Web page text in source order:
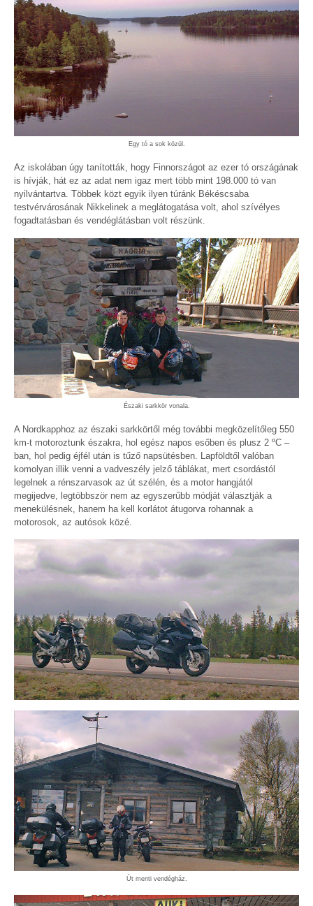
Egy tó a sok közül.
Az iskolában úgy tanították, hogy Finnországot az ezer tó országának
is hívják, hát ez az adat nem igaz mert több mint 198.000 tó van
nyilvántartva. Többek közt egyik ilyen túránk Békéscsaba
testvérvárosának Nikkelinek a meglátogatása volt, ahol szívélyes
fogadtatásban és vendéglátásban volt részünk.
Északi sarkkör vonala.
A Nordkapphoz az északi sarkkörtől még további megközelítőleg 550
km-t motoroztunk északra, hol egész napos esőben és plusz 2 ºC –
ban, hol pedig éjfél után is tűző napsütésben. Lapföldtől valóban
komolyan illik venni a vadveszély jelző táblákat, mert csordástól
legelnek a rénszarvasok az út szélén, és a motor hangjától
megijedve, legtöbbször nem az egyszerűbb módját választják a
menekülésnek, hanem ha kell korlátot átugorva rohannak a
motorosok, az autósok közé.
Út menti vendégház.